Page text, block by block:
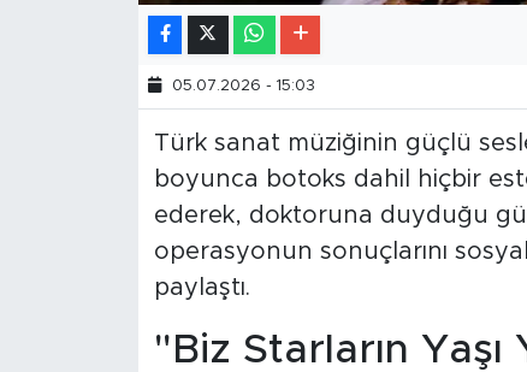
05.07.2026 - 15:03
Türk sanat müziğinin güçlü
boyunca botoks dahil hiçbir
ederek, doktoruna duyduğu
operasyonun sonuçlarını
paylaştı.
"Biz Starların